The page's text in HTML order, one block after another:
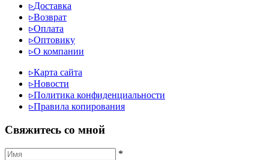
▹Доставка
▹Возврат
▹Оплата
▹Оптовику
▹О компании
▹Карта сайта
▹Новости
▹Политика конфиденциальности
▹Правила копирования
Cвяжитесь со мной
*